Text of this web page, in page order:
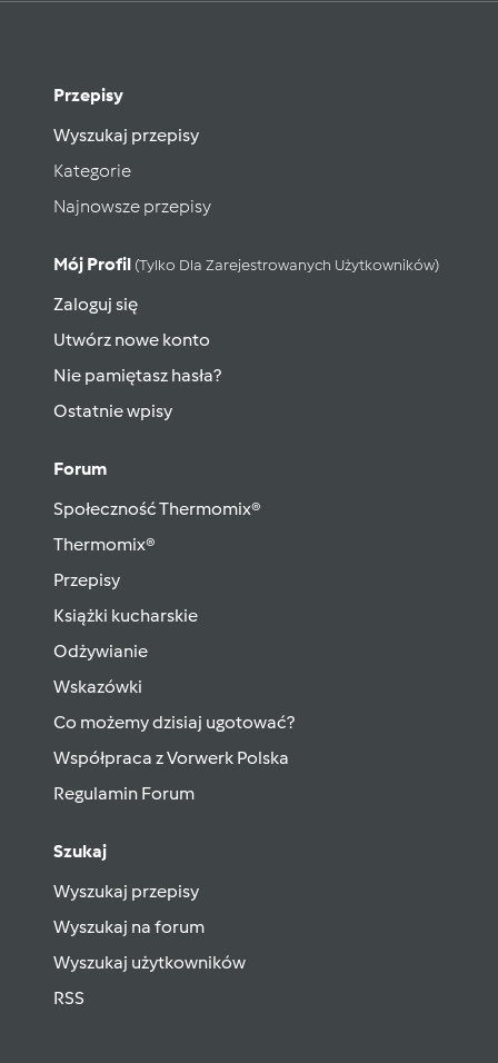
Przepisy
Wyszukaj przepisy
Kategorie
Najnowsze przepisy
Mój Profil (tylko Dla Zarejestrowanych Użytkowników)
Zaloguj się
Utwórz nowe konto
Nie pamiętasz hasła?
Ostatnie wpisy
Forum
Społeczność Thermomix®
Thermomix®
Przepisy
Książki kucharskie
Odżywianie
Wskazówki
Co możemy dzisiaj ugotować?
Współpraca z Vorwerk Polska
Regulamin Forum
Szukaj
Wyszukaj przepisy
Wyszukaj na forum
Wyszukaj użytkowników
RSS